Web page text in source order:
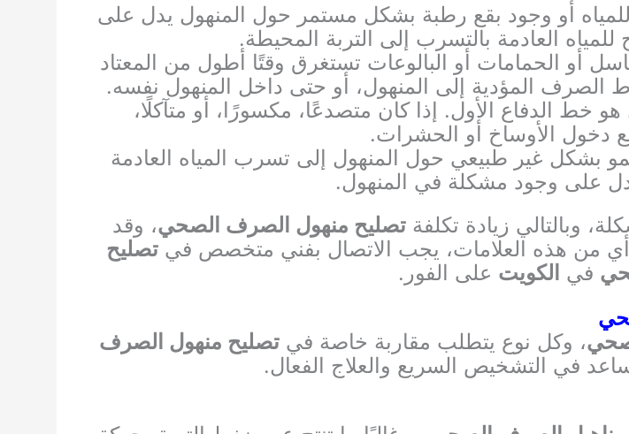
أو وجود بقع رطبة بشكل مستمر حول المنهول يدل على
العادمة بالتسرب إلى التربة المحيطة.
أو الحمامات أو البالوعات تستغرق وقتًا أطول من المعتاد
المؤدية إلى المنهول، أو حتى داخل المنهول نفسه.
خط الدفاع الأول. إذا كان متصدعًا، مكسورًا، أو متآكلًا،
دخول الأوساخ أو الحشرات.
بشكل غير طبيعي حول المنهول إلى تسرب المياه العادمة
وتدل على وجود مشكلة في المنهول.
وبالتالي زيادة تكلفة تصليح منهول الصرف الصحي، وقد
أي من هذه العلامات، يجب الاتصال بفني متخصص في تصليح
في الكويت على الفور.
، وكل نوع يتطلب مقاربة خاصة فيتصليح منهول الصرف
في التشخيص السريع والعلاج الفعال.